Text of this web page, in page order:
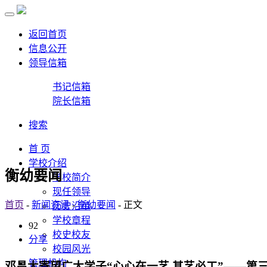
返回首页
信息公开
领导信箱
书记信箱
院长信箱
搜索
首 页
学校介绍
学校简介
现任领导
历史沿革
学校章程
校史校友
校园风光
管理机构
衡幼要闻
首页 - 新闻资讯-衡幼要闻 - 正文
92
分享